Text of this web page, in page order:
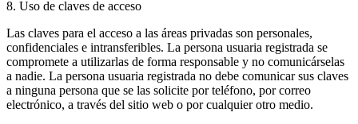
8. Uso de claves de acceso
Las claves para el acceso a las áreas privadas son personales,
confidenciales e intransferibles. La persona usuaria registrada se
compromete a utilizarlas de forma responsable y no comunicárselas
a nadie. La persona usuaria registrada no debe comunicar sus claves
a ninguna persona que se las solicite por teléfono, por correo
electrónico, a través del sitio web o por cualquier otro medio.